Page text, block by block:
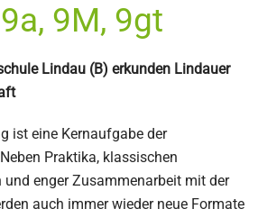
9M, 9gt
Lindau (B) erkunden Lindauer
ist eine Kernaufgabe der
Praktika, klassischen
und enger Zusammenarbeit mit der
auch immer wieder neue Formate